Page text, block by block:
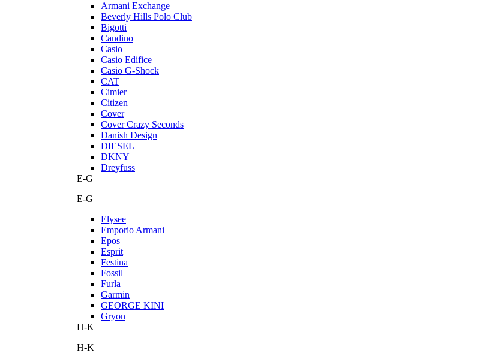
Armani Exchange
Beverly Hills Polo Club
Bigotti
Candino
Casio
Casio Edifice
Casio G-Shock
CAT
Cimier
Citizen
Cover
Cover Crazy Seconds
Danish Design
DIESEL
DKNY
Dreyfuss
E-G
E-G
Elysee
Emporio Armani
Epos
Esprit
Festina
Fossil
Furla
Garmin
GEORGE KINI
Gryon
H-K
H-K